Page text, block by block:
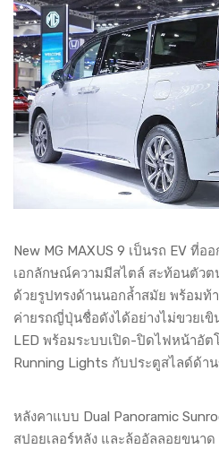
New MG MAXUS 9 เป็นรถ EV ที่
เอกลักษณ์ความมีสไตล์ สะท้อนตัวต
ด้วยรูปทรงด้านนอกล้ำสมัย พร้อมท้
ค่ายรถญี่ปุ่นชื่อดังได้อย่างไม่ขวยเ
LED พร้อมระบบเปิด-ปิดไฟหน้าอั
Running Lights กับประตูสไลด์ด้า
หลังคาแบบ Dual Panoramic
สปอยเลอร์หลัง และล้ออัลลอยขนาด